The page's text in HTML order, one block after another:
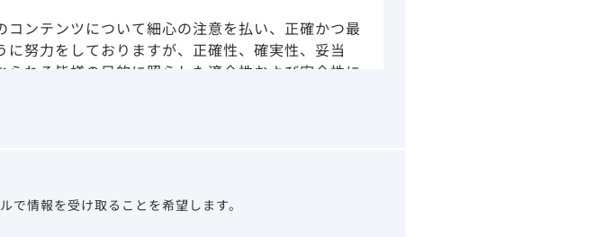
コンテンツについて細心の注意を払い、正確かつ最
に努力をしておりますが、正確性、確実性、妥当
られる皆様の目的に照らした適合性および安全性に
は利用できなかったことより生じる損害について
師その他医療関係者が行なうべきアドバイスやサー
情報を受け取ることを希望します。